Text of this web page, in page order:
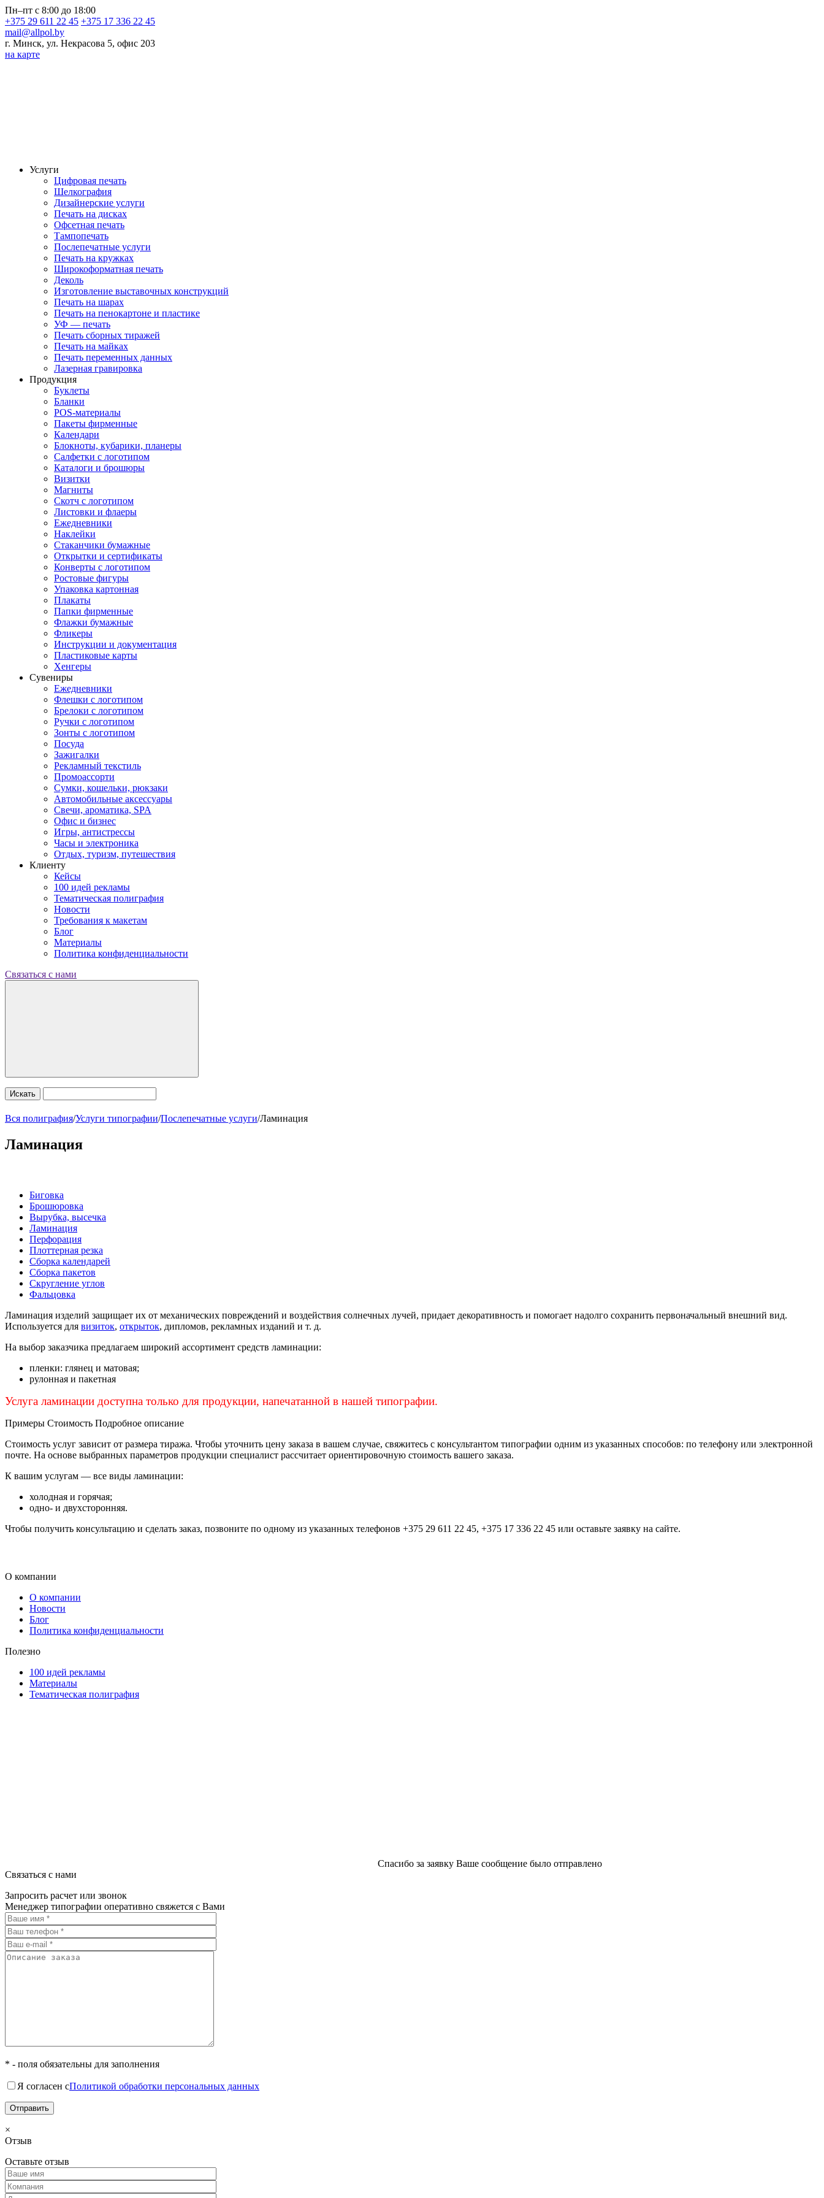
Пн–пт с 8:00 до 18:00
+375 29 611 22 45 +375 17 336 22 45
mail@allpol.by
г. Минск, ул. Некрасова 5, офис 203
на карте
Услуги
Цифровая печать
Шелкография
Дизайнерские услуги
Печать на дисках
Офсетная печать
Тампопечать
Послепечатные услуги
Печать на кружках
Широкоформатная печать
Деколь
Изготовление выставочных конструкций
Печать на шарах
Печать на пенокартоне и пластике
УФ — печать
Печать сборных тиражей
Печать на майках
Печать переменных данных
Лазерная гравировка
Продукция
Буклеты
Бланки
POS-материалы
Пакеты фирменные
Календари
Блокноты, кубарики, планеры
Салфетки с логотипом
Каталоги и брошюры
Визитки
Магниты
Скотч с логотипом
Листовки и флаеры
Ежедневники
Наклейки
Стаканчики бумажные
Открытки и сертификаты
Конверты с логотипом
Ростовые фигуры
Упаковка картонная
Плакаты
Папки фирменные
Флажки бумажные
Фликеры
Инструкции и документация
Пластиковые карты
Хенгеры
Сувениры
Ежедневники
Флешки с логотипом
Брелоки с логотипом
Ручки с логотипом
Зонты с логотипом
Посуда
Зажигалки
Рекламный текстиль
Промоассорти
Сумки, кошельки, рюкзаки
Автомобильные аксессуары
Свечи, ароматика, SPA
Офис и бизнес
Игры, антистрессы
Часы и электроника
Отдых, туризм, путешествия
Клиенту
Кейсы
100 идей рекламы
Тематическая полиграфия
Новости
Требования к макетам
Блог
Материалы
Политика конфиденциальности
Связаться с нами
Искать
Вся полиграфия/Услуги типографии/Послепечатные услуги/Ламинация
Ламинация
Биговка
Брошюровка
Вырубка, высечка
Ламинация
Перфорация
Плоттерная резка
Сборка календарей
Сборка пакетов
Скругление углов
Фальцовка
Ламинация изделий защищает их от механических повреждений и воздействия солнечных лучей, придает декоративность и помогает надолго сохранить первоначальный внешний вид.
Используется для визиток, открыток, дипломов, рекламных изданий и т. д.
На выбор заказчика предлагаем широкий ассортимент средств ламинации:
пленки: глянец и матовая;
рулонная и пакетная
Услуга ламинации доступна только для продукции, напечатанной в нашей типографии.
Примеры Стоимость Подробное описание
Стоимость услуг зависит от размера тиража. Чтобы уточнить цену заказа в вашем случае, свяжитесь с консультантом типографии одним из указанных способов: по телефону или электронной
почте. На основе выбранных параметров продукции специалист рассчитает ориентировочную стоимость вашего заказа.
К вашим услугам — все виды ламинации:
холодная и горячая;
одно- и двухсторонняя.
Чтобы получить консультацию и сделать заказ, позвоните по одному из указанных телефонов +375 29 611 22 45, +375 17 336 22 45 или оставьте заявку на сайте.
О компании
О компании
Новости
Блог
Политика конфиденциальности
Полезно
100 идей рекламы
Материалы
Тематическая полиграфия
Спасибо за заявку Ваше сообщение было отправлено
Связаться с нами
Запросить расчет или звонок
Менеджер типографии оперативно свяжется с Вами
* - поля обязательны для заполнения
Я согласен сПолитикой обработки персональных данных
×
Отзыв
Оставьте отзыв